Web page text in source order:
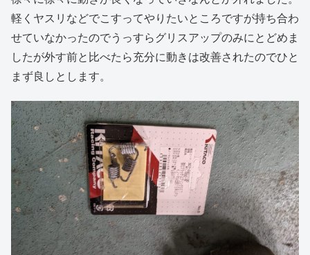
軽くヤスリなどでこすってやりたいところですが持ち合わ
せていなかったのでうっすらグリスアップのみにとどめま
したが外す前と比べたら充分に動きは改善されたのでひと
まず良しとします。